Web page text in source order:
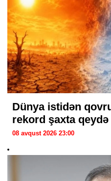
Dünya istidən
rekord şaxta qeydə
08 avqust 2026 23:00